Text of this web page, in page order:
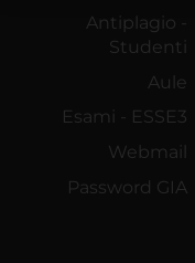
Antiplagio -
Studenti
Aule
Esami - ESSE3
Webmail
Password GIA